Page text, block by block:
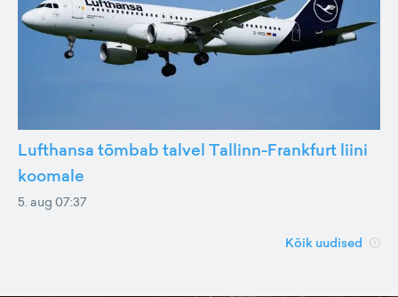
Lufthansa tõmbab talvel Tallinn-Frankfurt liini
koomale
5. aug 07:37
Kõik uudised